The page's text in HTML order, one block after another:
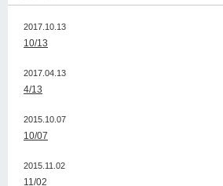
2017.10.13
10/13
2017.04.13
4/13
2015.10.07
10/07
2015.11.02
11/02